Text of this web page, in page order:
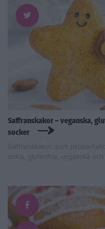
Saffranskakor – veganska,
socker